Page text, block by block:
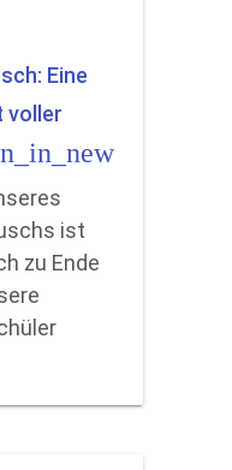
Eine
voller
ist
zu Ende